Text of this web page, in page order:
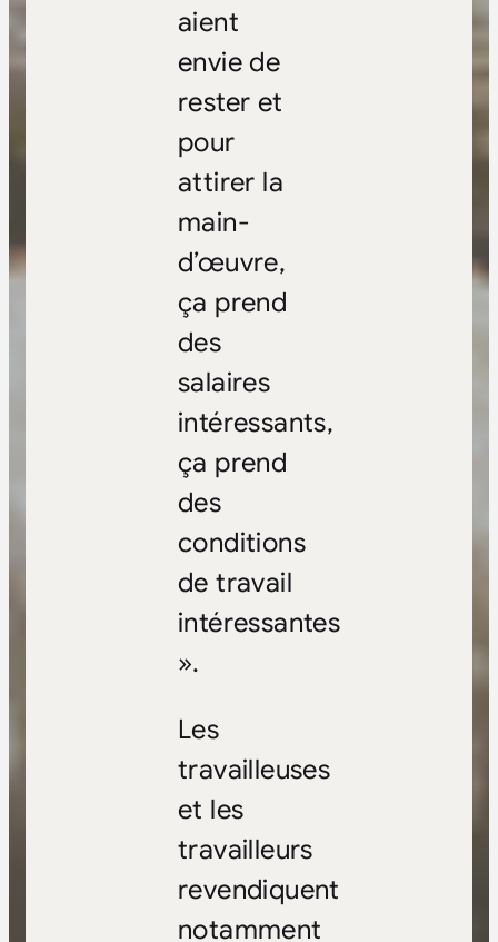
aient
envie de
rester et
pour
attirer la
main-
d’œuvre,
ça prend
des
salaires
intéressants,
ça prend
des
conditions
de travail
intéressantes
».
Les
travailleuses
et les
travailleurs
revendiquent
notamment